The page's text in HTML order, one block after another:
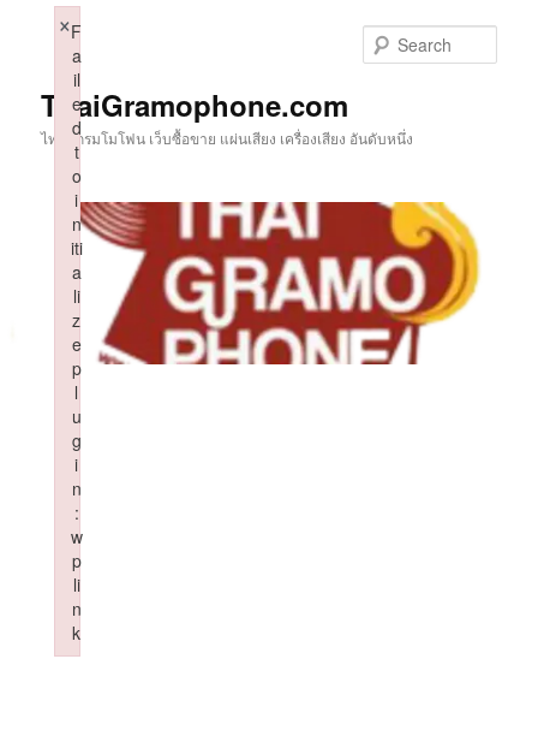
ThaiGramophone.com
ไทยแกรมโมโฟน เว็บซื้อขาย แผ่นเสียง เครื่องเสียง อันดับหนึ่ง
F
a
il
e
d
t
o
i
n
iti
a
li
z
e
p
l
u
g
i
n
:
w
p
li
n
k
×
Failed to initialize plugin: wplink